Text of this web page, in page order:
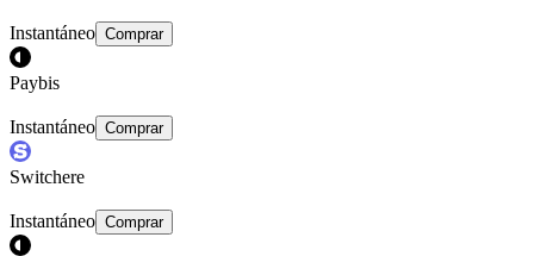
Instantáneo Comprar
Paybis
Instantáneo Comprar
Switchere
Instantáneo Comprar